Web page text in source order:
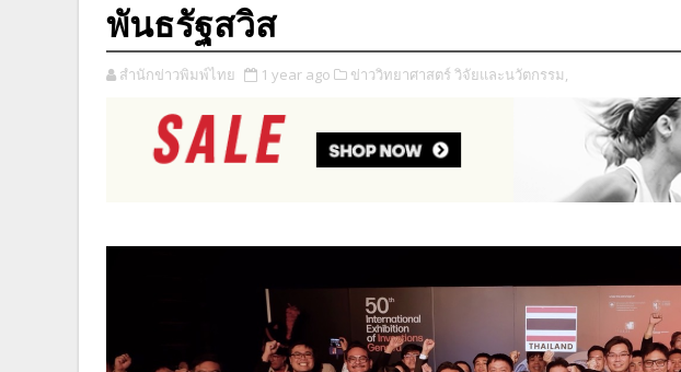
พันธรัฐสวิส
สำนักข่าวพิมพ์ไทย 1 year ago ข่าววิทยาศาสตร์ วิจัยและนวัตกรรม,